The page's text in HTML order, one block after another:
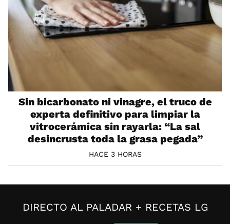
Sin bicarbonato ni vinagre, el truco de
experta definitivo para limpiar la
vitrocerámica sin rayarla: “La sal
desincrusta toda la grasa pegada”
HACE 3 HORAS
DIRECTO AL PALADAR + RECETAS LG